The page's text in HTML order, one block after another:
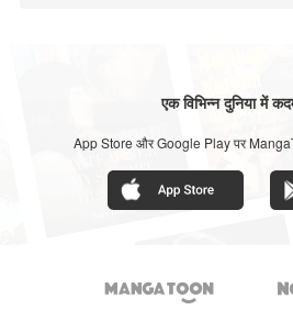
एक विभिन्न दुनिया में
App Store और Google Play पर
